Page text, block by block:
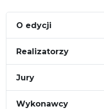
O edycji
Realizatorzy
Jury
Wykonawcy